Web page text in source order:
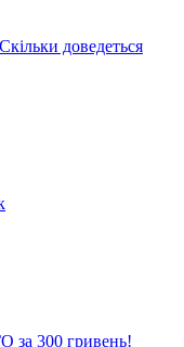
доведеться
300 гривень!